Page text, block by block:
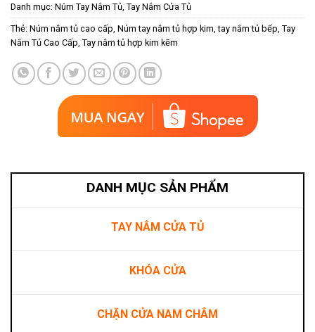
Danh mục: Núm Tay Nắm Tủ Tay Nắm Cửa Tủ
Thẻ: Núm nắm tủ cao cấp Núm tay nắm tủ hợp kim ,tay nắm tủ bếp Tay
Nắm Tủ Cao Cấp Tay nắm tủ hợp kim kẽm
DANH MỤC SẢN PHẨM
TAY NẮM CỬA TỦ
KHÓA CỬA
CHẶN CỬA NAM CHÂM